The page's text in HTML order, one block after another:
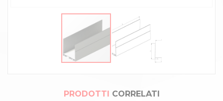
PRODOTTI CORRELATI